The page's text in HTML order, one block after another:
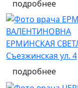
подробнее
ЕРМИНСКАЯ
Съезжинская ул. 4
подробнее